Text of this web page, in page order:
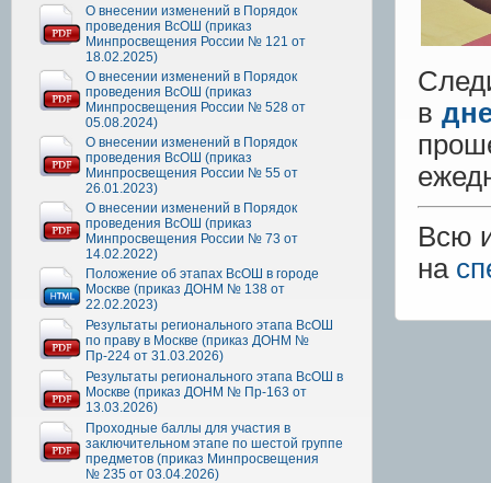
О внесении изменений в Порядок
проведения ВсОШ (приказ
Минпросвещения России № 121 от
18.02.2025)
О внесении изменений в Порядок
проведения ВсОШ (приказ
Минпросвещения России № 528 от
05.08.2024)
О внесении изменений в Порядок
проведения ВсОШ (приказ
Минпросвещения России № 55 от
26.01.2023)
О внесении изменений в Порядок
проведения ВсОШ (приказ
Минпросвещения России № 73 от
14.02.2022)
Положение об этапах ВсОШ в городе
Москве (приказ ДОНМ № 138 от
22.02.2023)
Результаты регионального этапа ВсОШ
по праву в Москве (приказ ДОНМ №
Пр-224 от 31.03.2026)
Результаты регионального этапа ВсОШ в
Москве (приказ ДОНМ № Пр-163 от
13.03.2026)
Проходные баллы для участия в
заключительном этапе по шестой группе
предметов (приказ Минпросвещения
№ 235 от 03.04.2026)
в
Всю
на